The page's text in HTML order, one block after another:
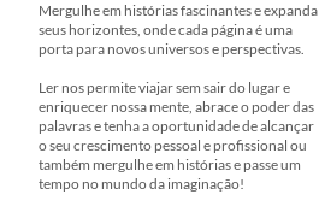
Mergulhe em histórias fascinantes e expanda
seus horizontes, onde cada página é uma
porta para novos universos e perspectivas.
Ler nos permite viajar sem sair do lugar e
enriquecer nossa mente, abrace o poder das
palavras e tenha a oportunidade de alcançar
o seu crescimento pessoal e profissional ou
também mergulhe em histórias e passe um
tempo no mundo da imaginação!